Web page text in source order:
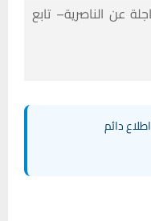
عن الناصرية– تابع
دائم